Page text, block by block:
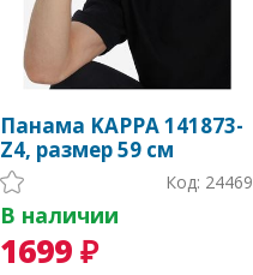
Панама KAPPA 141873-
Z4, размер 59 см
Код: 24469
В наличии
1699 ₽